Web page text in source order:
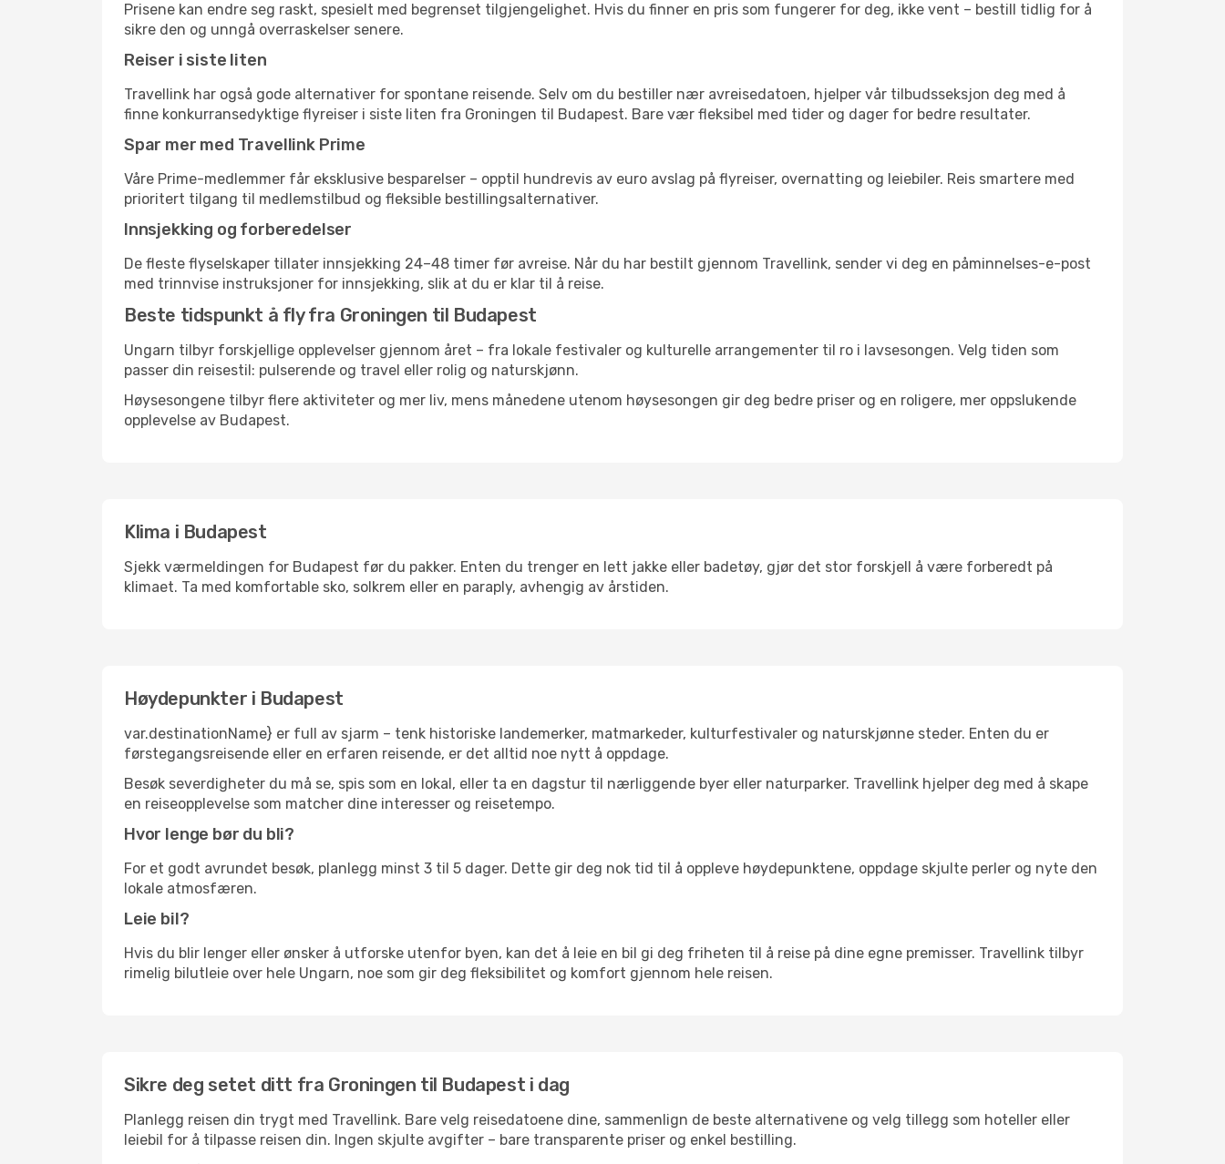
Prisene kan endre seg raskt, spesielt med begrenset tilgjengelighet. Hvis du finner en pris som fungerer for deg, ikke vent – bestill tidlig for å
sikre den og unngå overraskelser senere.
Reiser i siste liten
Travellink har også gode alternativer for spontane reisende. Selv om du bestiller nær avreisedatoen, hjelper vår tilbudsseksjon deg med å
finne konkurransedyktige flyreiser i siste liten fra Groningen til Budapest. Bare vær fleksibel med tider og dager for bedre resultater.
Spar mer med Travellink Prime
Våre Prime-medlemmer får eksklusive besparelser – opptil hundrevis av euro avslag på flyreiser, overnatting og leiebiler. Reis smartere med
prioritert tilgang til medlemstilbud og fleksible bestillingsalternativer.
Innsjekking og forberedelser
De fleste flyselskaper tillater innsjekking 24–48 timer før avreise. Når du har bestilt gjennom Travellink, sender vi deg en påminnelses-e-post
med trinnvise instruksjoner for innsjekking, slik at du er klar til å reise.
Beste tidspunkt å fly fra Groningen til Budapest
Ungarn tilbyr forskjellige opplevelser gjennom året – fra lokale festivaler og kulturelle arrangementer til ro i lavsesongen. Velg tiden som
passer din reisestil: pulserende og travel eller rolig og naturskjønn.
Høysesongene tilbyr flere aktiviteter og mer liv, mens månedene utenom høysesongen gir deg bedre priser og en roligere, mer oppslukende
opplevelse av Budapest.
Klima i Budapest
Sjekk værmeldingen for Budapest før du pakker. Enten du trenger en lett jakke eller badetøy, gjør det stor forskjell å være forberedt på
klimaet. Ta med komfortable sko, solkrem eller en paraply, avhengig av årstiden.
Høydepunkter i Budapest
var.destinationName} er full av sjarm – tenk historiske landemerker, matmarkeder, kulturfestivaler og naturskjønne steder. Enten du er
førstegangsreisende eller en erfaren reisende, er det alltid noe nytt å oppdage.
Besøk severdigheter du må se, spis som en lokal, eller ta en dagstur til nærliggende byer eller naturparker. Travellink hjelper deg med å skape
en reiseopplevelse som matcher dine interesser og reisetempo.
Hvor lenge bør du bli?
For et godt avrundet besøk, planlegg minst 3 til 5 dager. Dette gir deg nok tid til å oppleve høydepunktene, oppdage skjulte perler og nyte den
lokale atmosfæren.
Leie bil?
Hvis du blir lenger eller ønsker å utforske utenfor byen, kan det å leie en bil gi deg friheten til å reise på dine egne premisser. Travellink tilbyr
rimelig bilutleie over hele Ungarn, noe som gir deg fleksibilitet og komfort gjennom hele reisen.
Sikre deg setet ditt fra Groningen til Budapest i dag
Planlegg reisen din trygt med Travellink. Bare velg reisedatoene dine, sammenlign de beste alternativene og velg tillegg som hoteller eller
leiebil for å tilpasse reisen din. Ingen skjulte avgifter – bare transparente priser og enkel bestilling.